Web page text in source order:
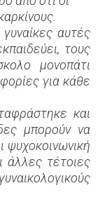
αυτές
τους
μονοπάτι
για κάθε
και
μπορούν να
ψυχοκοινωνική
άλλες τέτοιες